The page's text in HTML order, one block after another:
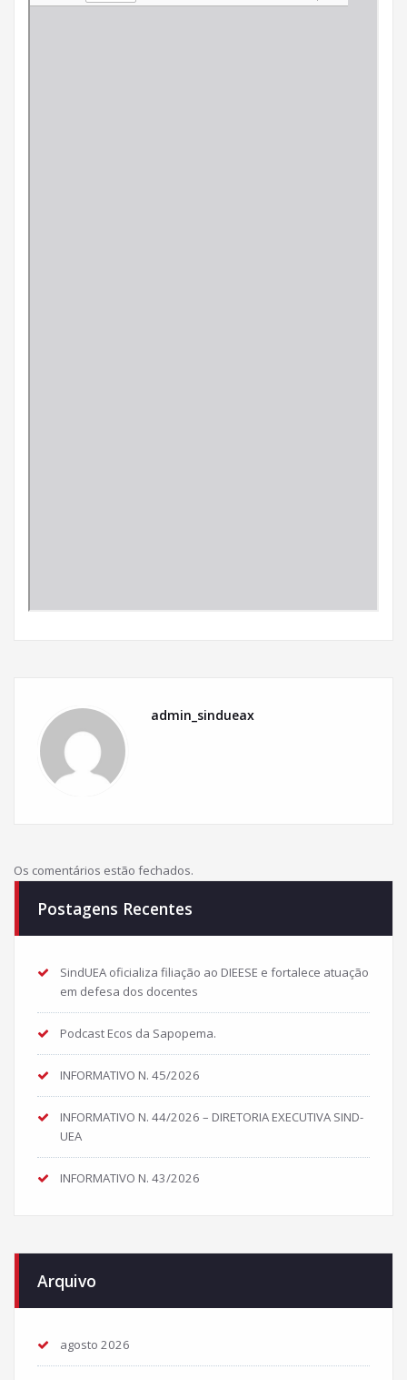
admin_sindueax
Os comentários estão fechados.
Postagens Recentes
SindUEA oficializa filiação ao DIEESE e fortalece atuação
em defesa dos docentes
Podcast Ecos da Sapopema.
INFORMATIVO N. 45/2026
INFORMATIVO N. 44/2026 – DIRETORIA EXECUTIVA SIND-
UEA
INFORMATIVO N. 43/2026
Arquivo
agosto 2026